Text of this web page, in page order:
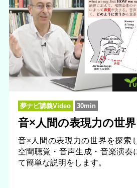
夢ナビ講義Video 30min
音×人間の表現力の世
音×人間の表現力の世界を探索
空間聴覚・音声生成・音楽演奏
て簡単な説明をします。